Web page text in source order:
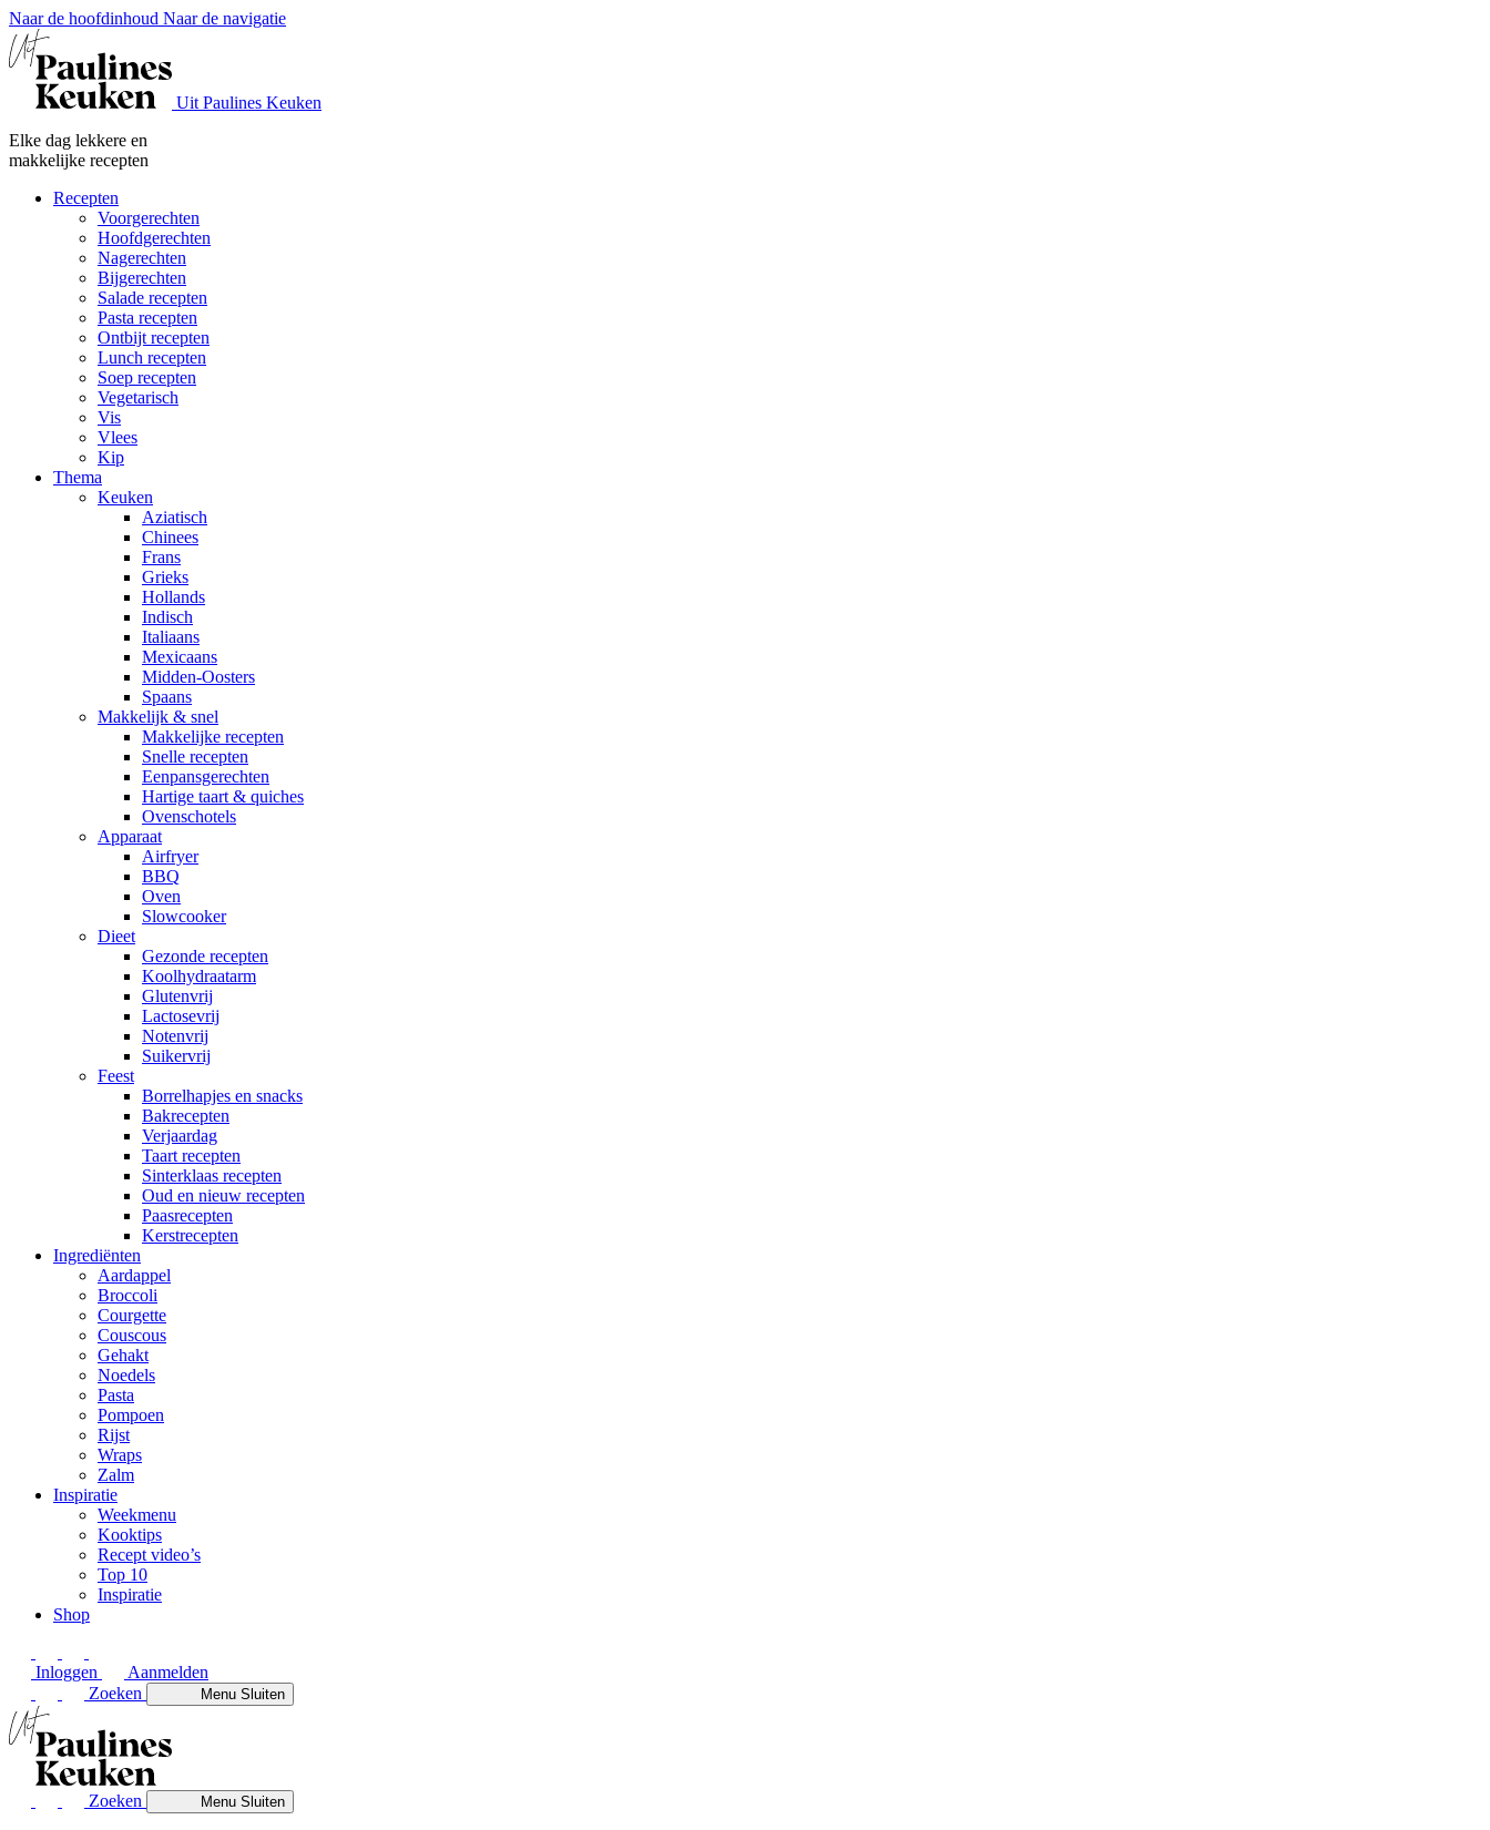
Naar de hoofdinhoud Naar de navigatie
Uit Paulines Keuken
Elke dag lekkere en
makkelijke recepten
Recepten
Voorgerechten
Hoofdgerechten
Nagerechten
Bijgerechten
Salade recepten
Pasta recepten
Ontbijt recepten
Lunch recepten
Soep recepten
Vegetarisch
Vis
Vlees
Kip
Thema
Keuken
Aziatisch
Chinees
Frans
Grieks
Hollands
Indisch
Italiaans
Mexicaans
Midden-Oosters
Spaans
Makkelijk & snel
Makkelijke recepten
Snelle recepten
Eenpansgerechten
Hartige taart & quiches
Ovenschotels
Apparaat
Airfryer
BBQ
Oven
Slowcooker
Dieet
Gezonde recepten
Koolhydraatarm
Glutenvrij
Lactosevrij
Notenvrij
Suikervrij
Feest
Borrelhapjes en snacks
Bakrecepten
Verjaardag
Taart recepten
Sinterklaas recepten
Oud en nieuw recepten
Paasrecepten
Kerstrecepten
Ingrediënten
Aardappel
Broccoli
Courgette
Couscous
Gehakt
Noedels
Pasta
Pompoen
Rijst
Wraps
Zalm
Inspiratie
Weekmenu
Kooktips
Recept video’s
Top 10
Inspiratie
Shop
Inloggen
Aanmelden
Zoeken
MenuSluiten
Zoeken MenuSluiten